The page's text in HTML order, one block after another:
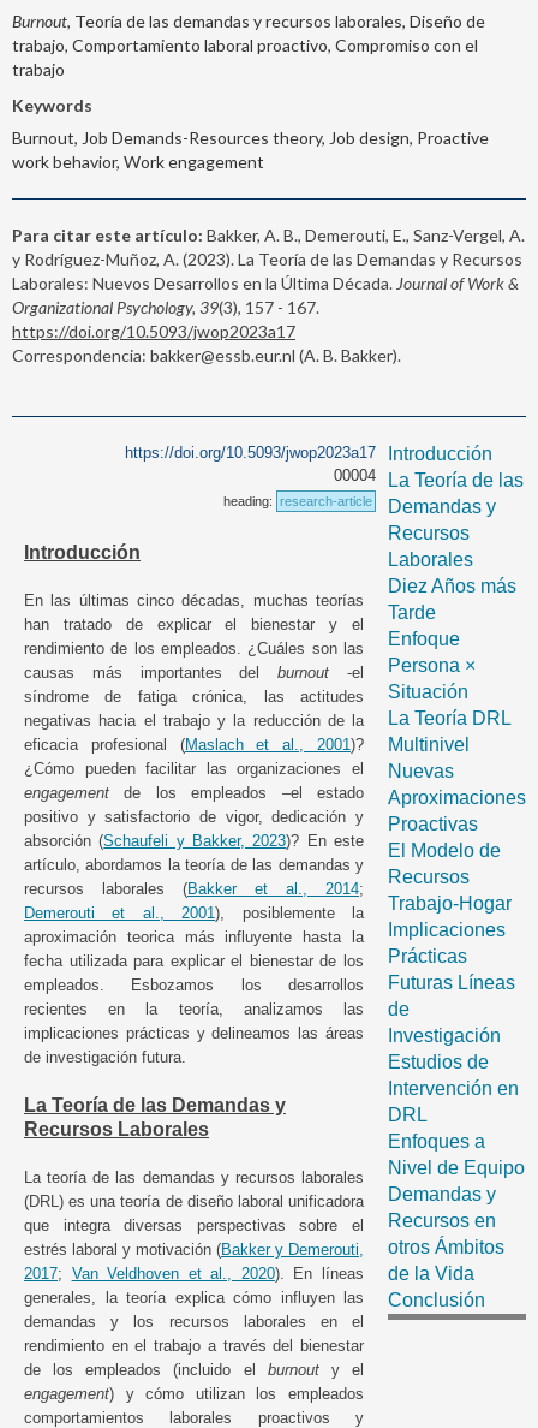
Burnout, Teoría de las demandas y recursos laborales, Diseño de
trabajo, Comportamiento laboral proactivo, Compromiso con el
trabajo
Keywords
Burnout, Job Demands-Resources theory, Job design, Proactive
work behavior, Work engagement
Para citar este artículo: Bakker, A. B., Demerouti, E., Sanz-Vergel, A.
y Rodríguez-Muñoz, A. (2023). La Teoría de las Demandas y Recursos
Laborales: Nuevos Desarrollos en la Última Década. Journal of Work &
Organizational Psychology, 39(3), 157 - 167.
https://doi.org/10.5093/jwop2023a17
Correspondencia: bakker@essb.eur.nl (A. B. Bakker).
https://doi.org/10.5093/jwop2023a17
00004
heading: research-article
Introducción
En las últimas cinco décadas, muchas teorías
han tratado de explicar el bienestar y el
rendimiento de los empleados. ¿Cuáles son las
causas más importantes delburnout -el
síndrome de fatiga crónica, las actitudes
negativas hacia el trabajo y la reducción de la
eficacia profesional (Maslach et al., 2001)?
¿Cómo pueden facilitar las organizaciones el
engagement de los empleados –el estado
positivo y satisfactorio de vigor, dedicación y
absorción (Schaufeli y Bakker, 2023)? En este
artículo, abordamos la teoría de las demandas y
recursos laborales (Bakker et al., 2014;
Demerouti et al., 2001), posiblemente la
aproximación teorica más influyente hasta la
fecha utilizada para explicar el bienestar de los
empleados. Esbozamos los desarrollos
recientes en la teoría, analizamos las
implicaciones prácticas y delineamos las áreas
de investigación futura.
La Teoría de las Demandas y
Recursos Laborales
La teoría de las demandas y recursos laborales
(DRL) es una teoría de diseño laboral unificadora
que integra diversas perspectivas sobre el
estrés laboral y motivación (Bakker y Demerouti,
2017; Van Veldhoven et al., 2020). En líneas
generales, la teoría explica cómo influyen las
demandas y los recursos laborales en el
rendimiento en el trabajo a través del bienestar
de los empleados (incluido el burnouty el
engagement) y cómo utilizan los empleados
comportamientos laborales proactivos y
Introducción
La Teoría de las
Demandas y
Recursos
Laborales
Diez Años más
Tarde
Enfoque
Persona ×
Situación
La Teoría DRL
Multinivel
Nuevas
Aproximaciones
Proactivas
El Modelo de
Recursos
Trabajo-Hogar
Implicaciones
Prácticas
Futuras Líneas
de
Investigación
Estudios de
Intervención en
DRL
Enfoques a
Nivel de Equipo
Demandas y
Recursos en
otros Ámbitos
de la Vida
Conclusión